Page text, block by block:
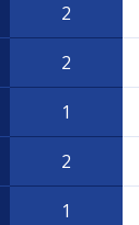
2
2
1
2
1